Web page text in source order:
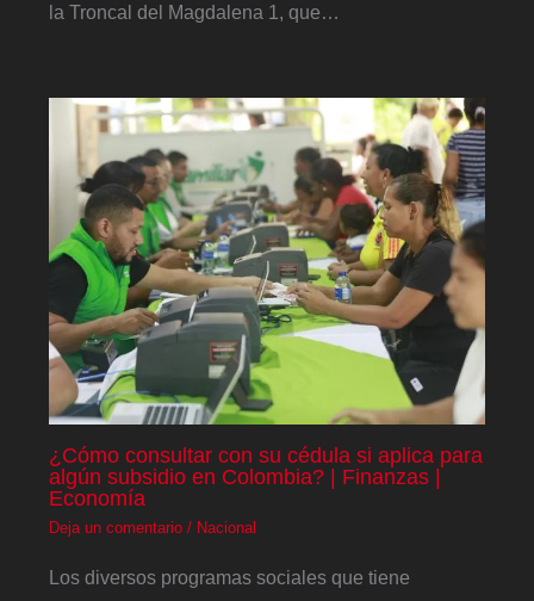
la Troncal del Magdalena 1, que…
¿Cómo consultar con su cédula si aplica para
algún subsidio en Colombia? | Finanzas |
Economía
Deja un comentario / Nacional
Los diversos programas sociales que tiene